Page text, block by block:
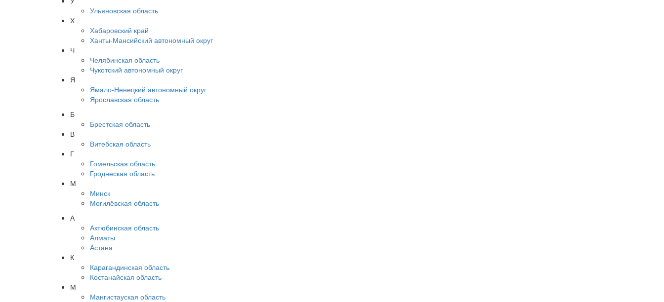
Ульяновская область
Х
Хабаровский край
Ханты-Мансийский автономный округ
Ч
Челябинская область
Чукотский автономный округ
Я
Ямало-Ненецкий автономный округ
Ярославская область
Б
Брестская область
В
Витебская область
Г
Гомельская область
Гроднеская область
М
Минск
Могилёвская область
А
Актюбинская область
Алматы
Астана
К
Карагандинская область
Костанайская область
М
Мангистауская область